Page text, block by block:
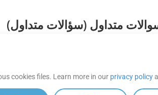
متداول (سؤالات متداول)
آیا SDKهایی برای APIهای Cloud GroupDocs.Conversion موجود است؟cookies files. Learn more in our privacy policy